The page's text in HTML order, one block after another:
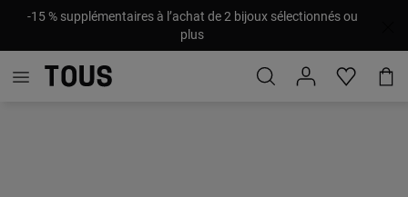
-15 % supplémentaires à l’achat de 2 bijoux sélectionnés ou
plus